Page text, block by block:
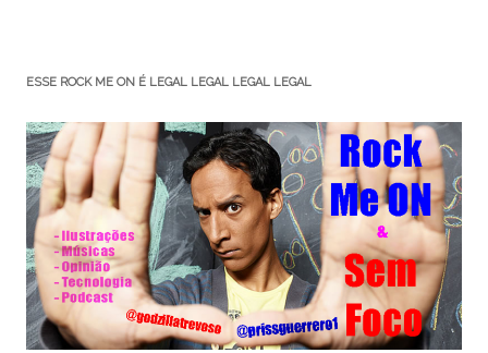
ESSE ROCK ME ON É LEGAL LEGAL LEGAL LEGAL